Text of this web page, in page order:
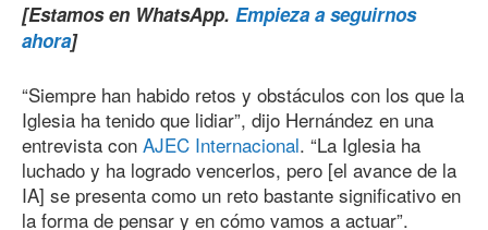
[Estamos en WhatsApp. Empieza a seguirnos
ahora]
“Siempre han habido retos y obstáculos con los que la
Iglesia ha tenido que lidiar”, dijo Hernández en una
entrevista con AJEC Internacional. “La Iglesia ha
luchado y ha logrado vencerlos, pero [el avance de la
IA] se presenta como un reto bastante significativo en
la forma de pensar y en cómo vamos a actuar”.